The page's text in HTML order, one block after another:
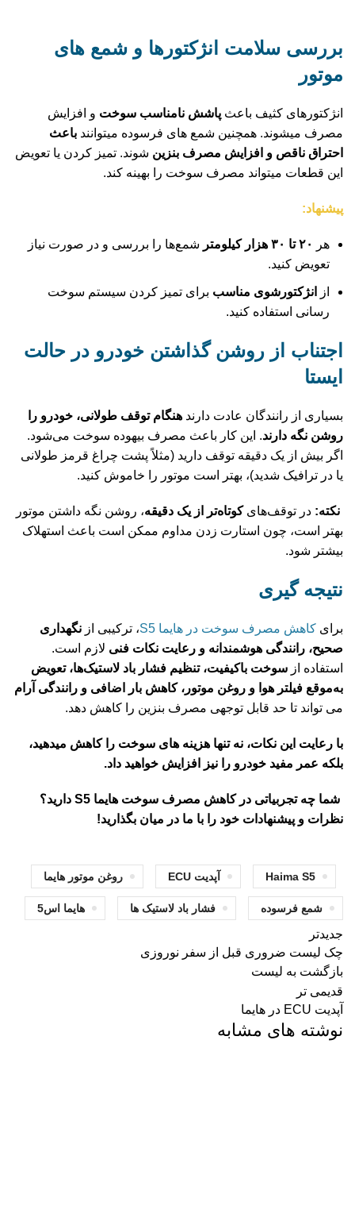
بررسی سلامت انژکتورها و شمع‌ های
موتور
انژکتورهای کثیف باعث پاشش نامناسب سوخت و افزایش
مصرف میشوند. همچنین شمع‌ های فرسوده میتوانند باعث
احتراق ناقص و افزایش مصرف بنزین شوند. تمیز کردن یا تعویض
این قطعات میتواند مصرف سوخت را بهینه کند.
پیشنهاد:
هر ۲۰ تا ۳۰ هزار کیلومتر
شمع‌ها را بررسی و در صورت نیاز
تعویض کنید.
از انژکتورشوی مناسب برای تمیز کردن سیستم سوخت‌
رسانی استفاده کنید.
اجتناب از روشن گذاشتن خودرو در حالت
ایستا
بسیاری از رانندگان عادت دارند هنگام توقف طولانی، خودرو را
روشن نگه دارند. این کار باعث مصرف بیهوده سوخت می‌شود.
اگر بیش از یک دقیقه توقف دارید (مثلاً پشت چراغ قرمز طولانی
یا در ترافیک شدید)، بهتر است موتور را خاموش کنید.
نکته: در توقف‌هایکوتاه‌تر از یک دقیقه، روشن نگه داشتن موتور
بهتر است، چون استارت زدن مداوم ممکن است باعث استهلاک
بیشتر شود.
نتیجه‌ گیری
برای کاهش مصرف سوخت در هایما S5 ، ترکیبی از نگهداری
صحیح، رانندگی هوشمندانه و رعایت نکات فنی لازم است.
استفاده از سوخت باکیفیت، تنظیم فشار باد لاستیک‌ها، تعویض
به‌موقع فیلتر هوا و روغن موتور، کاهش بار اضافی و رانندگی آرام
می‌ تواند تا حد قابل توجهی مصرف بنزین را کاهش دهد.
با رعایت این نکات، نه‌ تنها هزینه‌ های سوخت را کاهش میدهید،
بلکه عمر مفید خودرو را نیز افزایش خواهید داد.
شما چه تجربیاتی در کاهش مصرف سوخت هایما S5
دارید؟
نظرات و پیشنهادات خود را با ما در میان بگذارید!
Haima S5 آپدیت ECU روغن موتور هایما
شمع فرسوده فشار باد لاستیک ها هایما اس5
جدیدتر
چک لیست ضروری قبل از سفر نوروزی
بازگشت به لیست
قدیمی تر
آپدیت ECU در هایما
نوشته های مشابه